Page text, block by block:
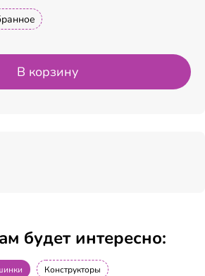
В корзину
будет интересно:
Конструкторы